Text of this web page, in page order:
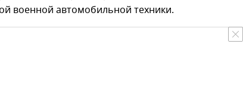
военной автомобильной техники.